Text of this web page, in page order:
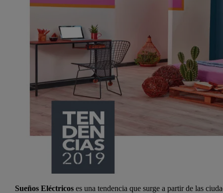
Sueños Eléctricos es una tendencia que surge a partir de las